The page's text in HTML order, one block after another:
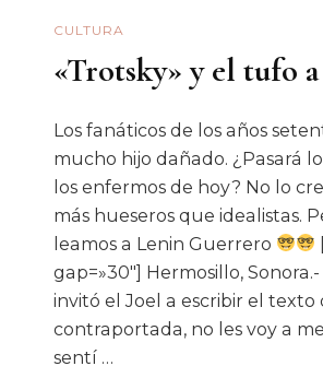
CULTURA
«Trotsky» y el tufo
Los fanáticos de los años
mucho hijo dañado. ¿Pasará
los enfermos de hoy? No lo
más hueseros que idealistas.
leamos a Lenin Guerrero
gap=»30″] Hermosillo,
invitó el Joel a escribir el texto
contraportada, no les voy a
sentí …